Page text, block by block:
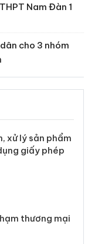
Nam Đàn 1
cho 3 nhóm
xử lý sản phẩm
giấy phép
thương